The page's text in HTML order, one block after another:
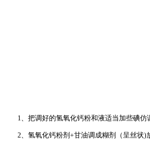
1、把调好的氢氧化钙粉和液适当加些碘
2、氢氧化钙粉剂 +甘油调成糊剂（呈丝状)